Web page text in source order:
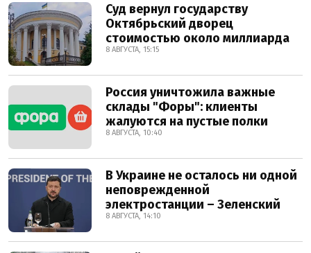
Суд вернул государству
Октябрьский дворец
стоимостью около миллиарда
8 АВГУСТА, 15:15
Россия уничтожила важные
склады "Форы": клиенты
жалуются на пустые полки
8 АВГУСТА, 10:40
В Украине не осталось ни одной
неповрежденной
электростанции – Зеленский
8 АВГУСТА, 14:10